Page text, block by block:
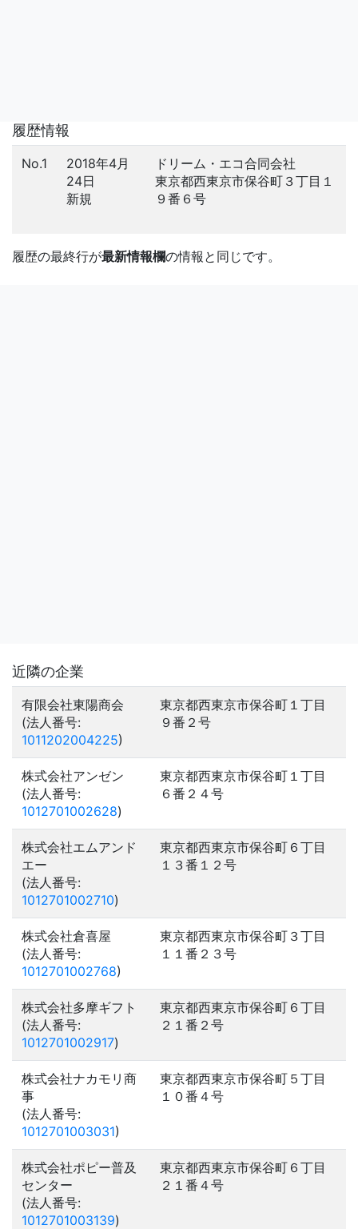
履歴情報
No.1
2018年4月
24日
新規
ドリーム・エコ合同会社
東京都西東京市保谷町３丁目１
９番６号
履歴の最終行が最新情報欄の情報と同じです。
近隣の企業
有限会社東陽商会
(法人番号:
1011202004225)
東京都西東京市保谷町１丁目
９番２号
株式会社アンゼン
(法人番号:
1012701002628)
東京都西東京市保谷町１丁目
６番２４号
株式会社エムアンド
エー
(法人番号:
1012701002710)
東京都西東京市保谷町６丁目
１３番１２号
株式会社倉喜屋
(法人番号:
1012701002768)
東京都西東京市保谷町３丁目
１１番２３号
株式会社多摩ギフト
(法人番号:
1012701002917)
東京都西東京市保谷町６丁目
２１番２号
株式会社ナカモリ商
事
(法人番号:
1012701003031)
東京都西東京市保谷町５丁目
１０番４号
株式会社ポピー普及
センター
(法人番号:
1012701003139)
東京都西東京市保谷町６丁目
２１番４号